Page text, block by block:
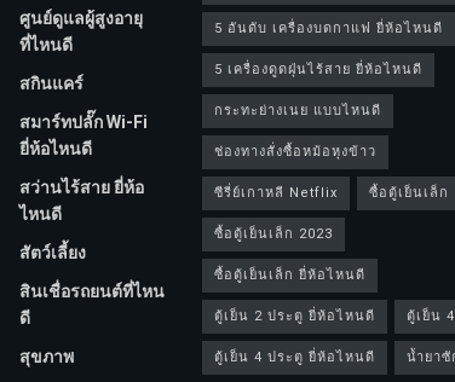
ศูนย์ดูแลผู้สูงอายุ
ที่ไหนดี
สกินแคร์
สมาร์ทปลั๊ก Wi-Fi
ยี่ห้อไหนดี
สว่านไร้สาย ยี่ห้อ
ไหนดี
สัตว์เลี้ยง
สินเชื่อรถยนต์ที่ไหน
ดี
สุขภาพ
5 อันดับ เครื่องบดกาแฟ ยี่ห้อไหนดี
5 เครื่องดูดฝุ่นไร้สาย ยี่ห้อไหนดี
กระทะย่างเนย แบบไหนดี
ช่องทางสั่งซื้อหม้อหุงข้าว
ซีรี่ย์เกาหลี Netflix
ซื้อตู้เย็นเล็ก
ซื้อตู้เย็นเล็ก 2023
ซื้อตู้เย็นเล็ก ยี่ห้อไหนดี
ตู้เย็น 2 ประตู ยี่ห้อไหนดี
ตู้เย็น
ตู้เย็น 4 ประตู ยี่ห้อไหนดี
น้ำยาซั